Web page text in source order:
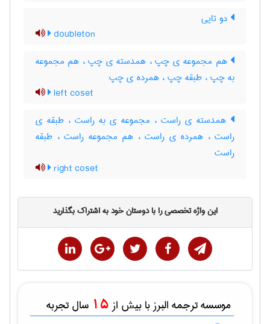
دو تایی
doubleton
هم مجموعه ی چپ ، همدسته ی چپ ، هم مجموعه
به چپ ، طبقه چپ ، همرده ی چپ
left coset
همدسته ی راست ، مجموعه ی به راست ، طبقه ی
راست ، همرده ی راست ، هم مجموعه راست ، طبقه
راست
right coset
این واژه تخصصی را با دوستان خود به اشتراک بگذارید
موسسه ترجمه البرز با بیش از 15 سال تجربه